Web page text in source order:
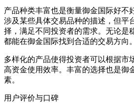
产品种类丰富也是衡量御金国际好不
涉及某些具体交易品种的描述，但平
择，满足不同投资者的需求。无论是
都能在御金国际找到合适的交易方向。
多样化的产品使得投资者可以根据市
高资金使用效率。丰富的选择也是御
素。
用户评价与口碑